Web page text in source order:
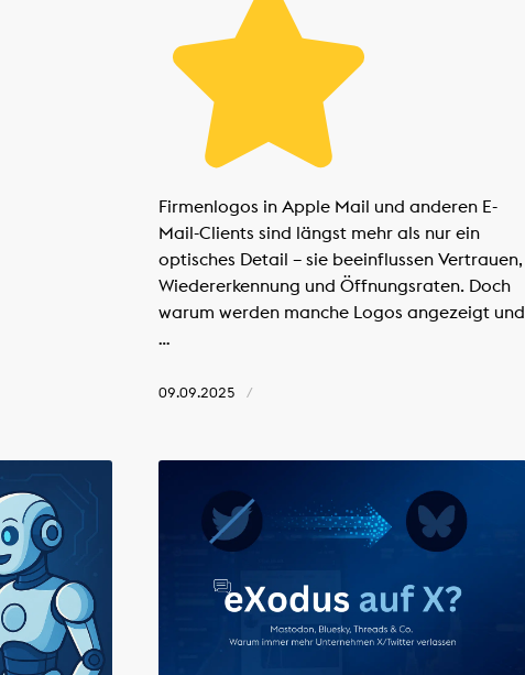
Firmenlogos in Apple Mail und anderen E-
Mail-Clients sind längst mehr als nur ein
optisches Detail – sie beeinflussen Vertrauen,
Wiedererkennung und Öffnungsraten. Doch
warum werden manche Logos angezeigt und
…
09.09.2025 /